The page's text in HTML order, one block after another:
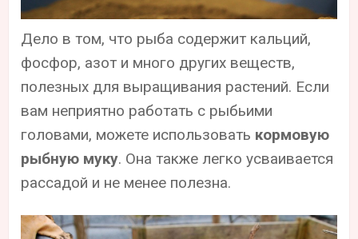
Дело в том, что рыба содержит кальций,
фосфор, азот и много других веществ,
полезных для выращивания растений. Если
вам неприятно работать с рыбьими
головами, можете использовать кормовую
рыбную муку. Она также легко усваивается
рассадой и не менее полезна.